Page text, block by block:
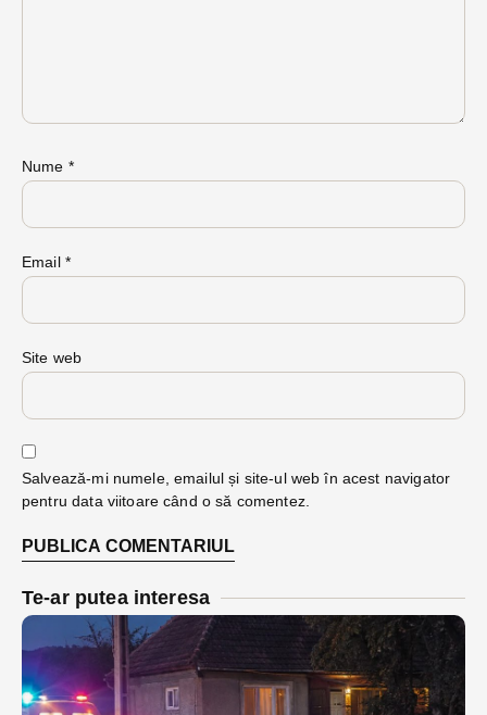
Nume *
Email *
Site web
Salvează-mi numele, emailul și site-ul web în acest navigator
pentru data viitoare când o să comentez.
Te-ar putea interesa